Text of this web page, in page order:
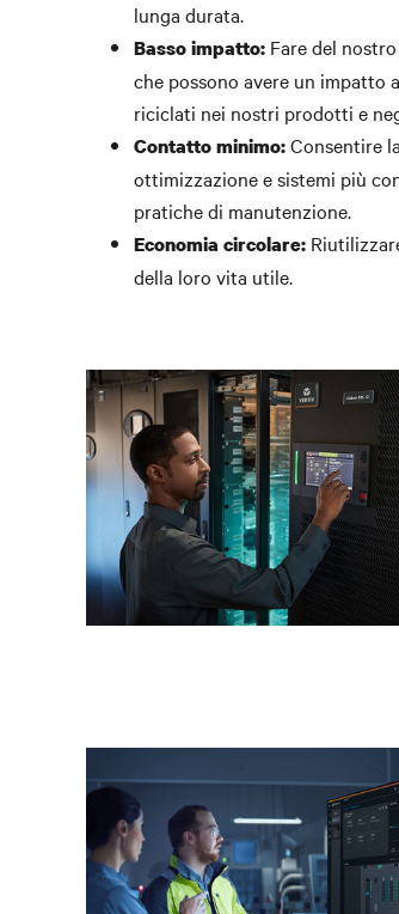
lunga durata.
Basso impatto: Fare del
che possono avere un impatto
riciclati nei nostri prodotti e
Contatto minimo:Consentire
ottimizzazione e sistemi più
pratiche di manutenzione.
Economia circolare:
della loro vita utile.